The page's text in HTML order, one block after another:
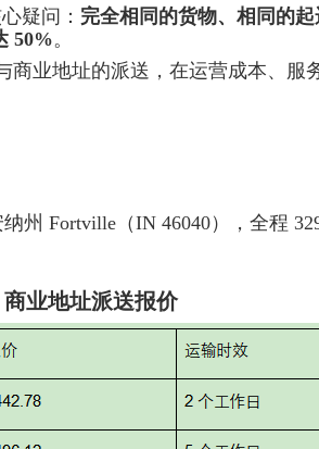
疑问： 完全相同的货物、相同的
50%。
业地址的派送，在运营成本、服
州 Fortville（IN 46040），全程
商业地址派送报价